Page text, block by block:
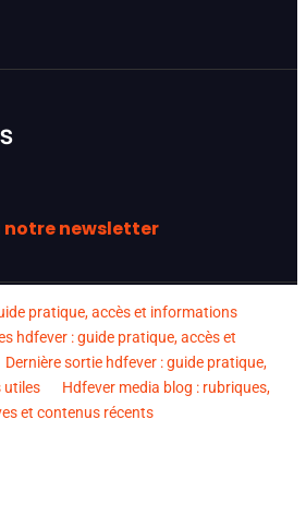
notre newsletter
pratique, accès et informations
hdfever : guide pratique, accès et
Dernière sortie hdfever : guide pratique,
utiles
Hdfever media blog : rubriques,
et contenus récents